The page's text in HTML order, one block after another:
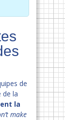
de
de la
la
make